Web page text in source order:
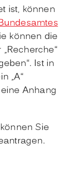
ist, können
können die
Ist in
„A“
Anhang
Sie